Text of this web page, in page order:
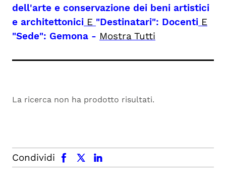
dell'arte e conservazione dei beni artistici
e architettonici E "Destinatari": Docenti E
"Sede": Gemona - Mostra Tutti
La ricerca non ha prodotto risultati.
Condividi
facebook x.com linkedin